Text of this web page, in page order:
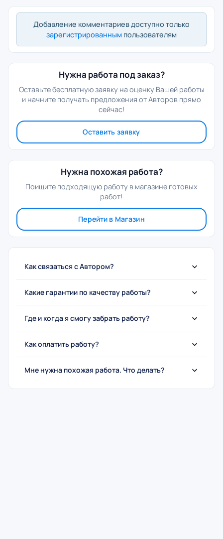
Добавление комментариев доступно только
зарегистрированным пользователям
Нужна работа под заказ?
Оставьте бесплатную заявку на оценку Вашей работы
и начните получать предложения от Авторов прямо
сейчас!
Оставить заявку
Нужна похожая работа?
Поищите подходящую работу в магазине готовых
работ!
Перейти в Магазин
Как связаться с Автором?
Какие гарантии по качеству работы?
Где и когда я смогу забрать работу?
Как оплатить работу?
Мне нужна похожая работа. Что делать?